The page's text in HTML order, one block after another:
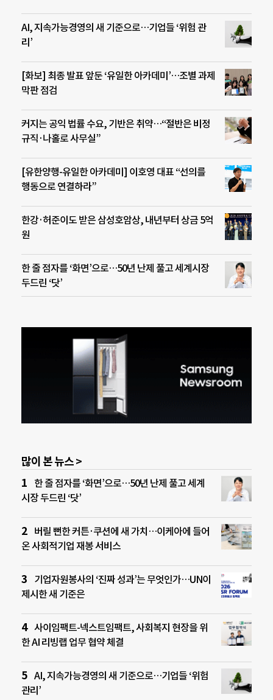
AI, 지속가능경영의 새 기준으로…기업들 ‘위험 관
리’
[화보] 최종 발표 앞둔 ‘유일한 아카데미’…조별 과제
막판 점검
커지는 공익 법률 수요, 기반은 취약…“절반은 비정
규직·나홀로 사무실”
[유한양행-유일한 아카데미] 이호영 대표 “선의를
행동으로 연결하라”
한강·허준이도 받은 삼성호암상, 내년부터 상금 5억
원
한 줄 점자를 ‘화면’으로…50년 난제 풀고 세계시장
두드린 ‘닷’
많이 본 뉴스 >
한 줄 점자를 ‘화면’으로…50년 난제 풀고 세계
시장 두드린 ‘닷’
버릴 뻔한 커튼·쿠션에 새 가치…이케아에 들어
온 사회적기업 재봉 서비스
기업자원봉사의 ‘진짜 성과’는 무엇인가…UN이
제시한 새 기준은
사이임팩트-넥스트임팩트, 사회복지 현장을 위
한 AI 리빙랩 업무 협약 체결
AI, 지속가능경영의 새 기준으로…기업들 ‘위험
관리’